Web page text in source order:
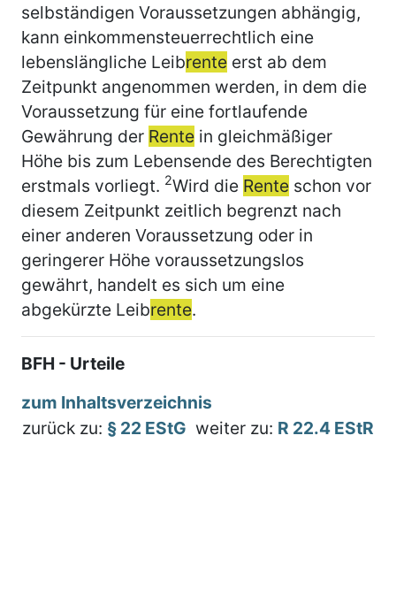
selbständigen Voraussetzungen abhängig,
kann einkommensteuerrechtlich eine
lebenslängliche Leibrente erst ab dem
Zeitpunkt angenommen werden, in dem die
Voraussetzung für eine fortlaufende
Gewährung der Rente in gleichmäßiger
Höhe bis zum Lebensende des Berechtigten
erstmals vorliegt. 2Wird die Rente schon vor
diesem Zeitpunkt zeitlich begrenzt nach
einer anderen Voraussetzung oder in
geringerer Höhe voraussetzungslos
gewährt, handelt es sich um eine
abgekürzte Leibrente.
BFH - Urteile
zum Inhaltsverzeichnis
zurück zu: § 22 EStG weiter zu: R 22.4 EStR